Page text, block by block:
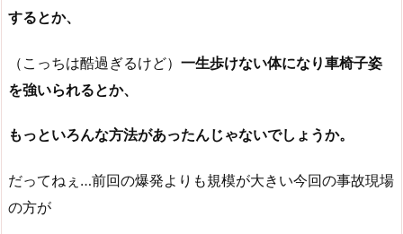
するとか、
（こっちは酷過ぎるけど） 一生歩けない体になり車椅子姿
を強いられるとか、
もっといろんな方法があったんじゃないでしょうか。
だってねぇ…前回の爆発よりも規模が大きい今回の事故現場
の方が